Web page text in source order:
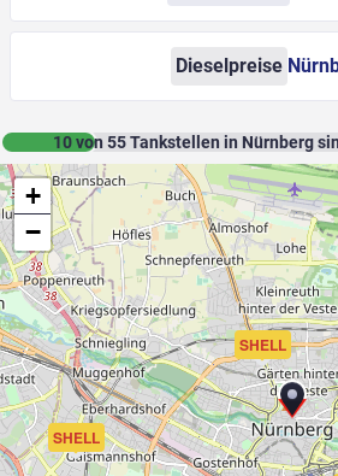
Dieselpreise
10von 55Tankstellen in Nürnberg
SHELL
SHELL
+
−